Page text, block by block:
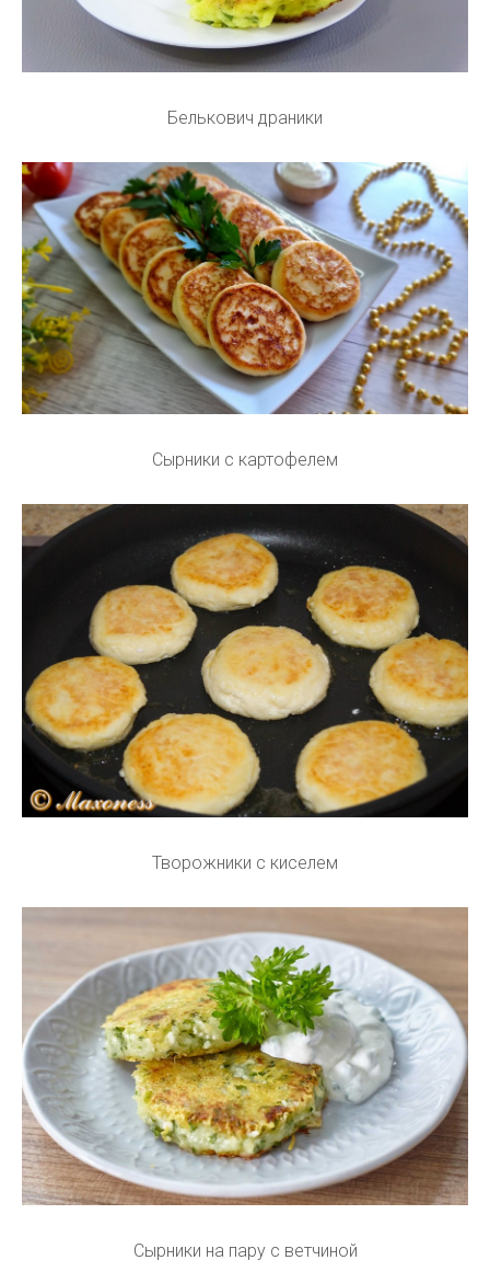
Белькович драники
Сырники с картофелем
Творожники с киселем
Сырники на пару с ветчиной